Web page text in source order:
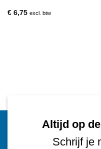
€6,75 excl. btw
Altijd op
Schrijf je